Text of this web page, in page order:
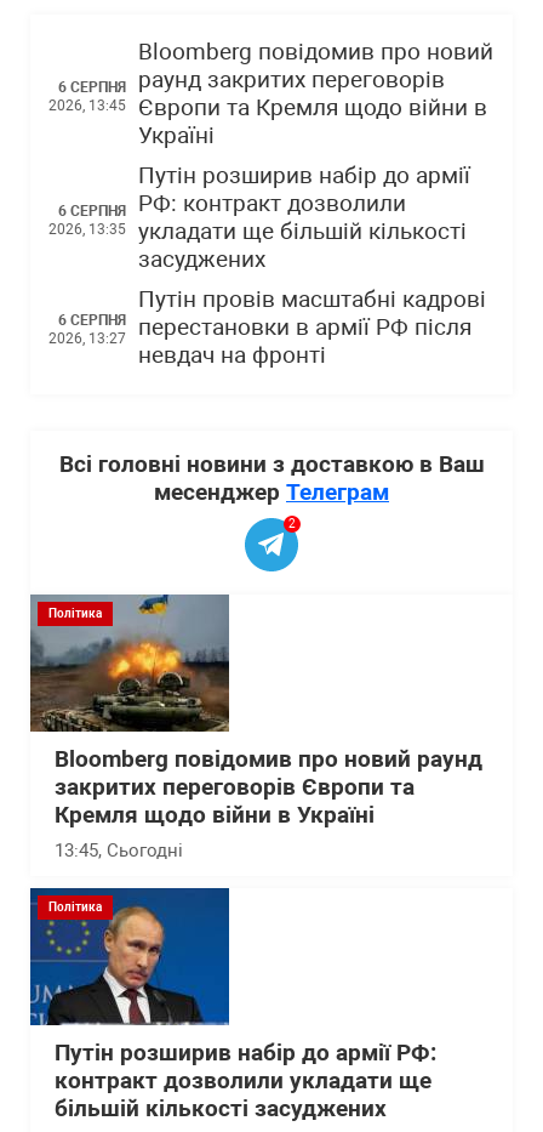
6 СЕРПНЯ
2026, 13:45
Bloomberg повідомив про новий
раунд закритих переговорів
Європи та Кремля щодо війни в
Україні
6 СЕРПНЯ
2026, 13:35
Путін розширив набір до армії
РФ: контракт дозволили
укладати ще більшій кількості
засуджених
6 СЕРПНЯ
2026, 13:27
Путін провів масштабні кадрові
перестановки в армії РФ після
невдач на фронті
Всі головні новини з доставкою в Ваш
месенджер Телеграм
2
Політика
Bloomberg повідомив про новий раунд
закритих переговорів Європи та
Кремля щодо війни в Україні
13:45, Сьогодні
Політика
Путін розширив набір до армії РФ:
контракт дозволили укладати ще
більшій кількості засуджених